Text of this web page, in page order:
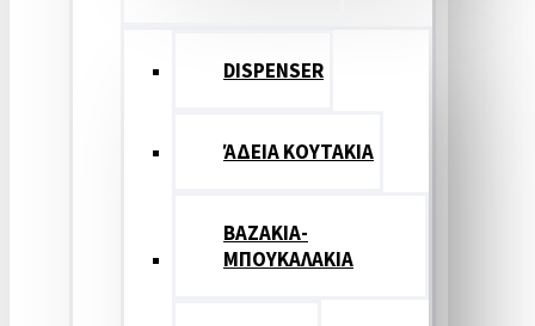
DISPENSER
ΆΔΕΙΑ ΚΟΥΤΑΚΙΑ
ΒΑΖΑΚΙΑ-
ΜΠΟΥΚΑΛΑΚΙΑ